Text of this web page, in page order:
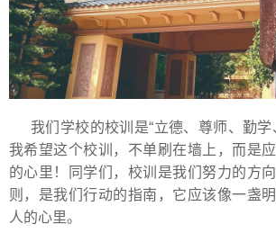
我们学校的校训是“立德、尊师、勤学
我希望这个校训，不单刷在墙上，而是
的心里！同学们，校训是我们努力的方
则，是我们行动的指南，它应该像一盏
人的心里。